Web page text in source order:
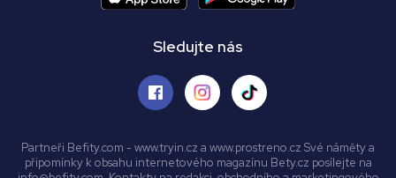
Sledujte nás
Partneři Befity.com - www.tryin.cz a www.prostreno.cz Své náměty a
připomínky k obsahu internetového magazínu Bety.cz posílejte na